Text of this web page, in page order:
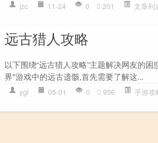
jzc 11-24 0 201 文章列
远古猎人攻略
以下围绕“远古猎人攻略”主题解决网友的
界"游戏中的远古遗骸,首先需要了解这...
ygl 05-01 0 956 手游攻